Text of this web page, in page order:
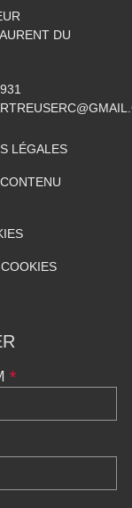
DU
LÉGALES
*